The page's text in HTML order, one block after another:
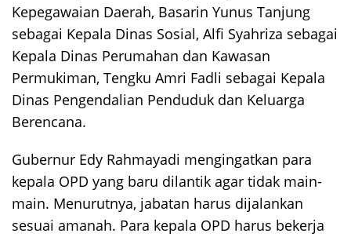
Kepegawaian Daerah, Basarin Yunus Tanjung
sebagai Kepala Dinas Sosial, Alfi Syahriza sebagai
Kepala Dinas Perumahan dan Kawasan
Permukiman, Tengku Amri Fadli sebagai Kepala
Dinas Pengendalian Penduduk dan Keluarga
Berencana.
Gubernur Edy Rahmayadi mengingatkan para
kepala OPD yang baru dilantik agar tidak main-
main. Menurutnya, jabatan harus dijalankan
sesuai amanah. Para kepala OPD harus bekerja